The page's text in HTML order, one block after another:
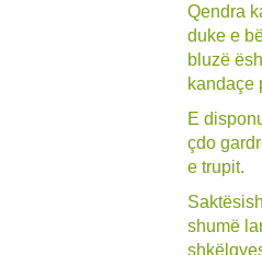
Qendra
duke e
bluzë
kandaçe
E
çdo
e trupit.
shumë